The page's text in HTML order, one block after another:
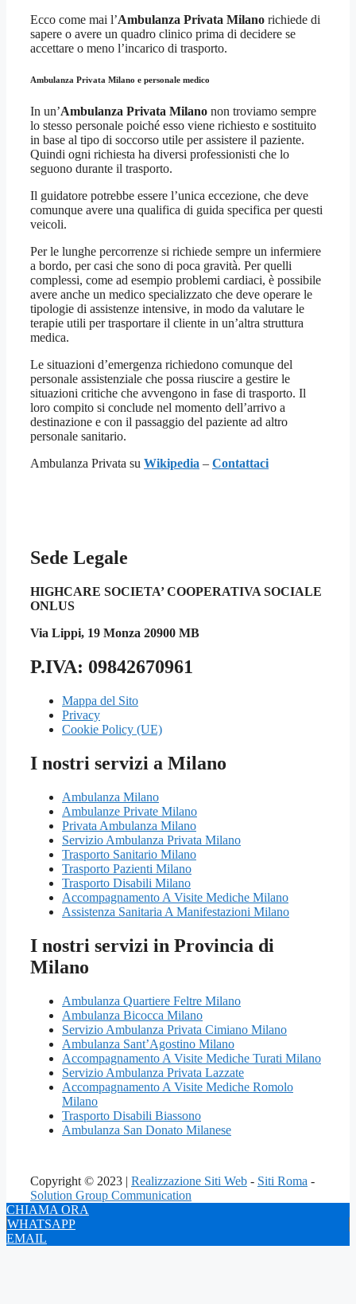
Ecco come mai l’Ambulanza Privata Milano richiede di
sapere o avere un quadro clinico prima di decidere se
accettare o meno l’incarico di trasporto.
Ambulanza Privata Milano e personale medico
In un’Ambulanza Privata Milano non troviamo sempre
lo stesso personale poiché esso viene richiesto e sostituito
in base al tipo di soccorso utile per assistere il paziente.
Quindi ogni richiesta ha diversi professionisti che lo
seguono durante il trasporto.
Il guidatore potrebbe essere l’unica eccezione, che deve
comunque avere una qualifica di guida specifica per questi
veicoli.
Per le lunghe percorrenze si richiede sempre un infermiere
a bordo, per casi che sono di poca gravità. Per quelli
complessi, come ad esempio problemi cardiaci, è possibile
avere anche un medico specializzato che deve operare le
tipologie di assistenze intensive, in modo da valutare le
terapie utili per trasportare il cliente in un’altra struttura
medica.
Le situazioni d’emergenza richiedono comunque del
personale assistenziale che possa riuscire a gestire le
situazioni critiche che avvengono in fase di trasporto. Il
loro compito si conclude nel momento dell’arrivo a
destinazione e con il passaggio del paziente ad altro
personale sanitario.
Ambulanza Privata su Wikipedia – Contattaci
Sede Legale
HIGHCARE SOCIETA’ COOPERATIVA SOCIALE
ONLUS
Via Lippi, 19 Monza 20900 MB
P.IVA: 09842670961
Mappa del Sito
Privacy
Cookie Policy (UE)
I nostri servizi a Milano
Ambulanza Milano
Ambulanze Private Milano
Privata Ambulanza Milano
Servizio Ambulanza Privata Milano
Trasporto Sanitario Milano
Trasporto Pazienti Milano
Trasporto Disabili Milano
Accompagnamento A Visite Mediche Milano
Assistenza Sanitaria A Manifestazioni Milano
I nostri servizi in Provincia di
Milano
Ambulanza Quartiere Feltre Milano
Ambulanza Bicocca Milano
Servizio Ambulanza Privata Cimiano Milano
Ambulanza Sant’Agostino Milano
Accompagnamento A Visite Mediche Turati Milano
Servizio Ambulanza Privata Lazzate
Accompagnamento A Visite Mediche Romolo
Milano
Trasporto Disabili Biassono
Ambulanza San Donato Milanese
Copyright © 2023 | Realizzazione Siti Web - Siti Roma -
Solution Group Communication
CHIAMA ORA
WHATSAPP
EMAIL